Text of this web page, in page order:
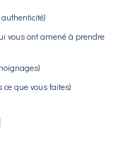
vous ont amené à prendre
que vous faites)